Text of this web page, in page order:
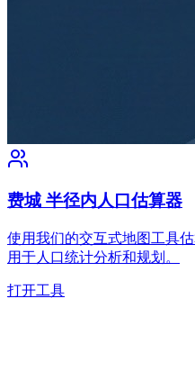
费城 半径内人口估算器
使用我们的交互式地图工具
用于人口统计分析和规划。
打开工具